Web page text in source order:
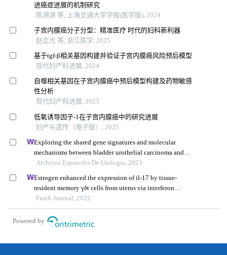
进癌症进展的机制研究
陈溯源 等, 上海交通大学学报(医学版), 2024
子宫内膜癌分子分型：精准医疗 时代的妇科新利器
赵志光 等, 浙江医学, 2025
基于tgf-β相关基因构建并验证子宫内膜癌风险预后模型
现代妇产科进展, 2024
自噬相关基因在子宫内膜癌中预后模型构建及药物敏感
性分析
现代妇产科进展, 2025
低氧诱导因子-1在子宫内膜癌中的研究进展
妇产与遗传（电子版）, 2025
Exploring the shared gene signatures and molecular
mechanisms between bladder urothelial carcinoma and
metabolic syndrome
Archivos Espanoles De Urologia, 2023
Estrogen enhanced the expression of il-17 by tissue-
resident memory γδt cells from uterus via interferon
regulatory factor 4
Faseb Journal, 2022
Powered by